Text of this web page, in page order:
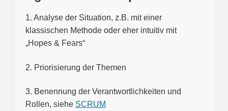
1. Analyse der Situation, z.B. mit einer
klassischen Methode oder eher intuitiv mit
„Hopes & Fears“
2. Priorisierung der Themen
3. Benennung der Verantwortlichkeiten und
Rollen, siehe SCRUM